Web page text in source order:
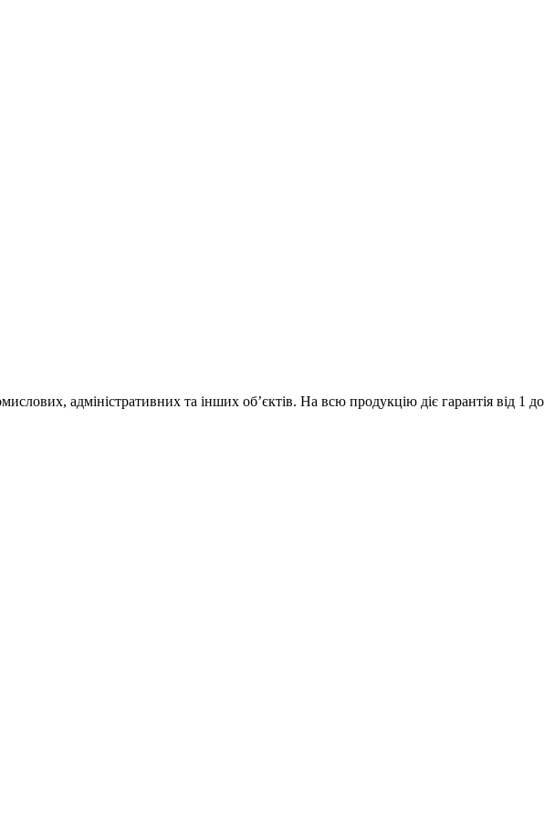
адміністративних та інших об’єктів. На всю продукцію діє гарантія від 1 до